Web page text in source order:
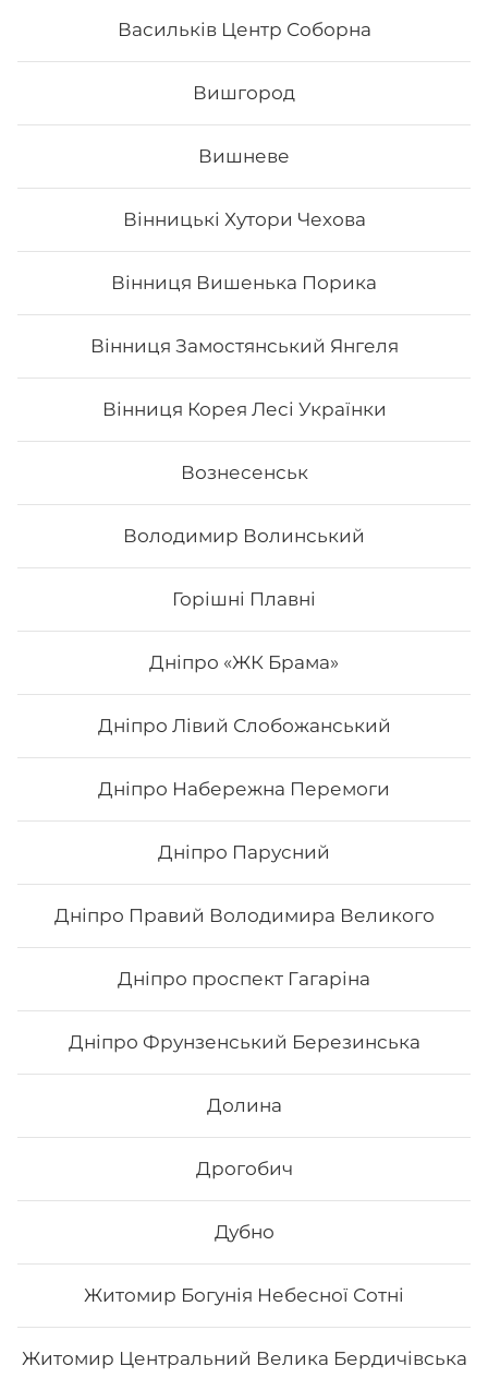
Васильків Центр Соборна
Вишгород
Вишневе
Вінницькі Хутори Чехова
Вінниця Вишенька Порика
Вінниця Замостянський Янгеля
Вінниця Корея Лесі Українки
Вознесенськ
Володимир Волинський
Горішні Плавні
Дніпро «ЖК Брама»
Дніпро Лівий Слобожанський
Дніпро Набережна Перемоги
Дніпро Парусний
Дніпро Правий Володимира Великого
Дніпро проспект Гагаріна
Дніпро Фрунзенський Березинська
Долина
Дрогобич
Дубно
Житомир Богунія Небесної Сотні
Житомир Центральний Велика Бердичівська
Каліфорнія з лососем в ікрі
Вага: 255 г Склад: норі, рис, огірок, авокадо, тобіко
178₴
Каліфорнія з копченим лососем
Вага: 265 г. Склад: норі, рис, копчений лосось,
159
Каліфорнія з лососем в кунжуті
Вага: 255 г Склад: норі, рис, лосось філе, авокадо,